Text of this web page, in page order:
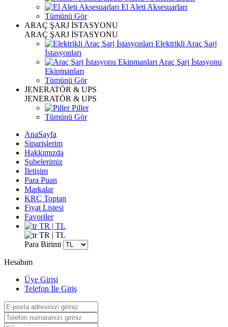
El Aleti Aksesuarları
Tümünü Gör
ARAÇ ŞARJ İSTASYONU
ARAÇ ŞARJ İSTASYONU
Elektrikli Araç Şarj
İstasyonları
Araç Şarj İstasyonu
Ekipmanları
Tümünü Gör
JENERATÖR & UPS
JENERATÖR & UPS
Piller
Tümünü Gör
AnaSayfa
Siparişlerim
Hakkımızda
Şubelerimiz
İletişim
Para Puan
Markalar
KRC Toptan
Fiyat Listesi
Favoriler
TR | TL
TR | TL
Para Birimi
Hesabım
Üye Girişi
Telefon İle Giriş